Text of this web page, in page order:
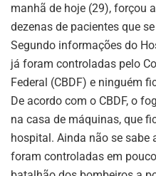
manhã de hoje (29), forçou
dezenas de pacientes que
Segundo informações do
já foram controladas pelo
Federal (CBDF) e ninguém
De acordo com o CBDF, o
na casa de máquinas, que
hospital. Ainda não se sabe
foram controladas em